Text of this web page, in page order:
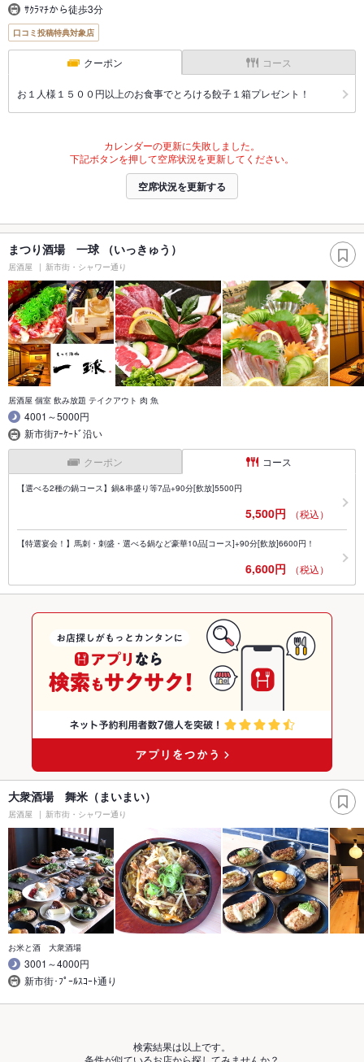
ｻｸﾗﾏﾁから徒歩3分
口コミ投稿特典対象店
クーポン コース
お１人様１５００円以上のお食事でとろける餃子１箱プレゼント！
カレンダーの更新に失敗しました。
下記ボタンを押して空席状況を更新してください。
空席状況を更新する
まつり酒場 一球 （いっきゅう）
居酒屋 新市街・シャワー通り
居酒屋 個室 飲み放題 テイクアウト 肉 魚
4001～5000円
新市街ｱｰｹｰﾄﾞ沿い
クーポン コース
【選べる2種の鍋コース】鍋&串盛り等7品+90分[飲放]5500円
5,500円 （税込）
【特選宴会！】馬刺・刺盛・選べる鍋など豪華10品[コース]+90分[飲放]6600円！
6,600円 （税込）
大衆酒場 舞米（まいまい）
居酒屋 新市街・シャワー通り
お米と酒 大衆酒場
3001～4000円
新市街･ﾌﾟｰﾙｽｺｰﾄ通り
検索結果は以上です。